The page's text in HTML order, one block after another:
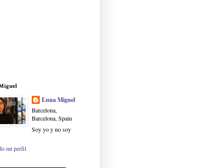
Luna Miguel
Barcelona,
Barcelona, Spain
Soy yo y no soy
mi perfil